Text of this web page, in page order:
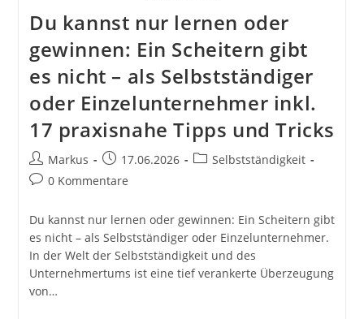
Du kannst nur lernen oder
gewinnen: Ein Scheitern gibt
es nicht – als Selbstständiger
oder Einzelunternehmer inkl.
17 praxisnahe Tipps und Tricks
Beitrags-
Autor:
Markus
Beitrag
veröffentlicht:
17.06.2026
Beitrags-
Selbstständigkeit
Beitrags-
0 Kommentare
Du kannst nur lernen oder gewinnen: Ein Scheitern gibt
es nicht – als Selbstständiger oder Einzelunternehmer.
In der Welt der Selbstständigkeit und des
Unternehmertums ist eine tief verankerte Überzeugung
von…